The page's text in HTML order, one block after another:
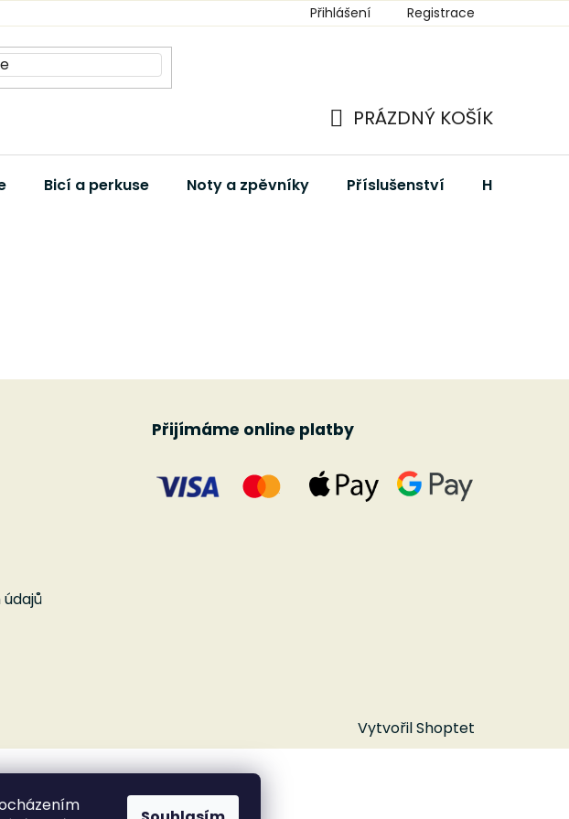
Přihlášení Registrace
KOŠÍK
PRÁZDNÝ KOŠÍK
Bicí a perkuse Noty a zpěvníky Příslušenství Hudební
Přijímáme online platby
Vytvořil Shoptet